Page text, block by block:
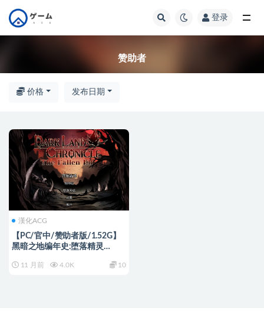
登录
赞助者
价格 发布日期
漢化ACG
【PC/官中/赞助者版/1.52G】
黑暗之地编年史:堕落精灵
H版饥荒+1.52G
11 月前 4.0K 10